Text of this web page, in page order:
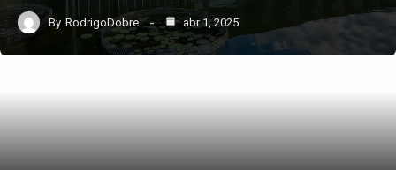
By RodrigoDobre abr 1, 2025